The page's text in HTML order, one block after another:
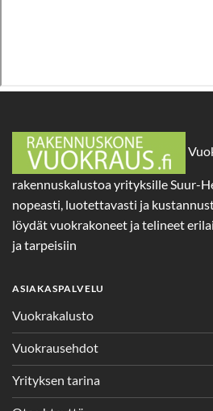
rakennuskalustoa yrityksille Suur-
nopeasti, luotettavasti ja
löydät vuokrakoneet ja telineet
ja tarpeisiin
ASIAKASPALVELU
Vuokrakalusto
Vuokrausehdot
Yrityksen tarina